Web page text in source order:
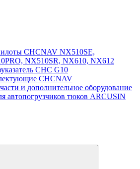
CHCNAV NX510SE,
NX510SR, NX610, NX612
CHC G10
CHCNAV
и дополнительное оборудование
автопогрузчиков тюков ARCUSIN